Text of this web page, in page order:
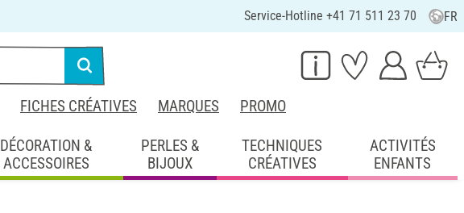
Service-Hotline +41 71 511 23 70 FR
FICHES CRÉATIVES MARQUES PROMO
DÉCORATION &
ACCESSOIRES
PERLES &
BIJOUX
TECHNIQUES
CRÉATIVES
ACTIVITÉS
ENFANTS